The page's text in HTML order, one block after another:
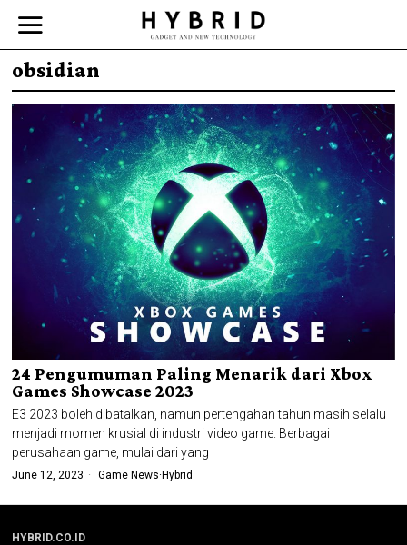
obsidian
24 Pengumuman Paling Menarik dari Xbox
Games Showcase 2023
E3 2023 boleh dibatalkan, namun pertengahan tahun masih selalu
menjadi momen krusial di industri video game. Berbagai
perusahaan game, mulai dari yang
June 12, 2023 Game News·Hybrid
HYBRID.CO.ID